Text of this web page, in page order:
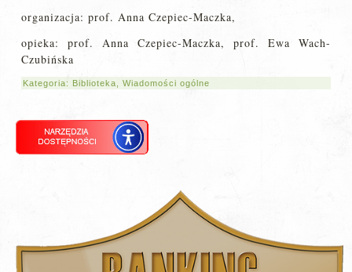
organizacja: prof. Anna Czepiec-Maczka,
opieka: prof. Anna Czepiec-Maczka, prof. Ewa Wach-
Czubińska
Kategoria: Biblioteka ,Wiadomości ogólne